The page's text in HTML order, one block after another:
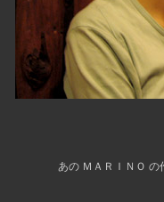
ＡＲＩＮＯ の作品が な